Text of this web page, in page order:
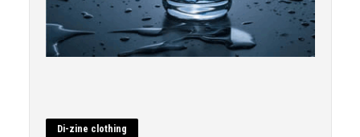
Di-zine clothing